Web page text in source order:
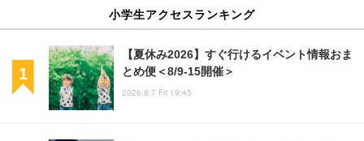
小学生アクセスランキング
【夏休み2026】すぐ行けるイベント情報おま
とめ便＜8/9-15開催＞
2026.8.7 Fri 19:45